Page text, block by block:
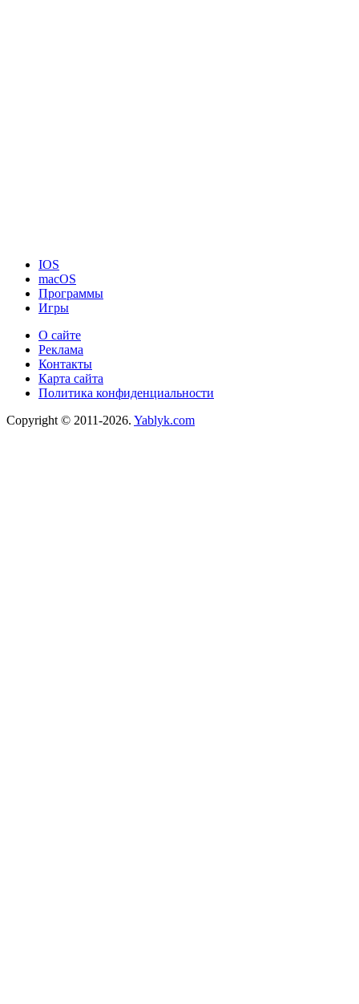
IOS
macOS
Программы
Игры
О сайте
Реклама
Контакты
Карта сайта
Политика конфиденциальности
Copyright © 2011-2026. Yablyk.сom